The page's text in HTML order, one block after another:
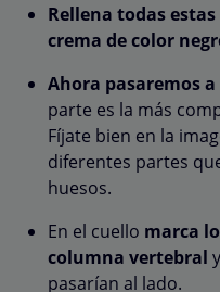
Rellena todas
crema de color
Ahora pasaremos
parte es la más
Fíjate bien en la
diferentes partes
huesos.
En el cuello marca
columna vertebral
pasarían al lado.